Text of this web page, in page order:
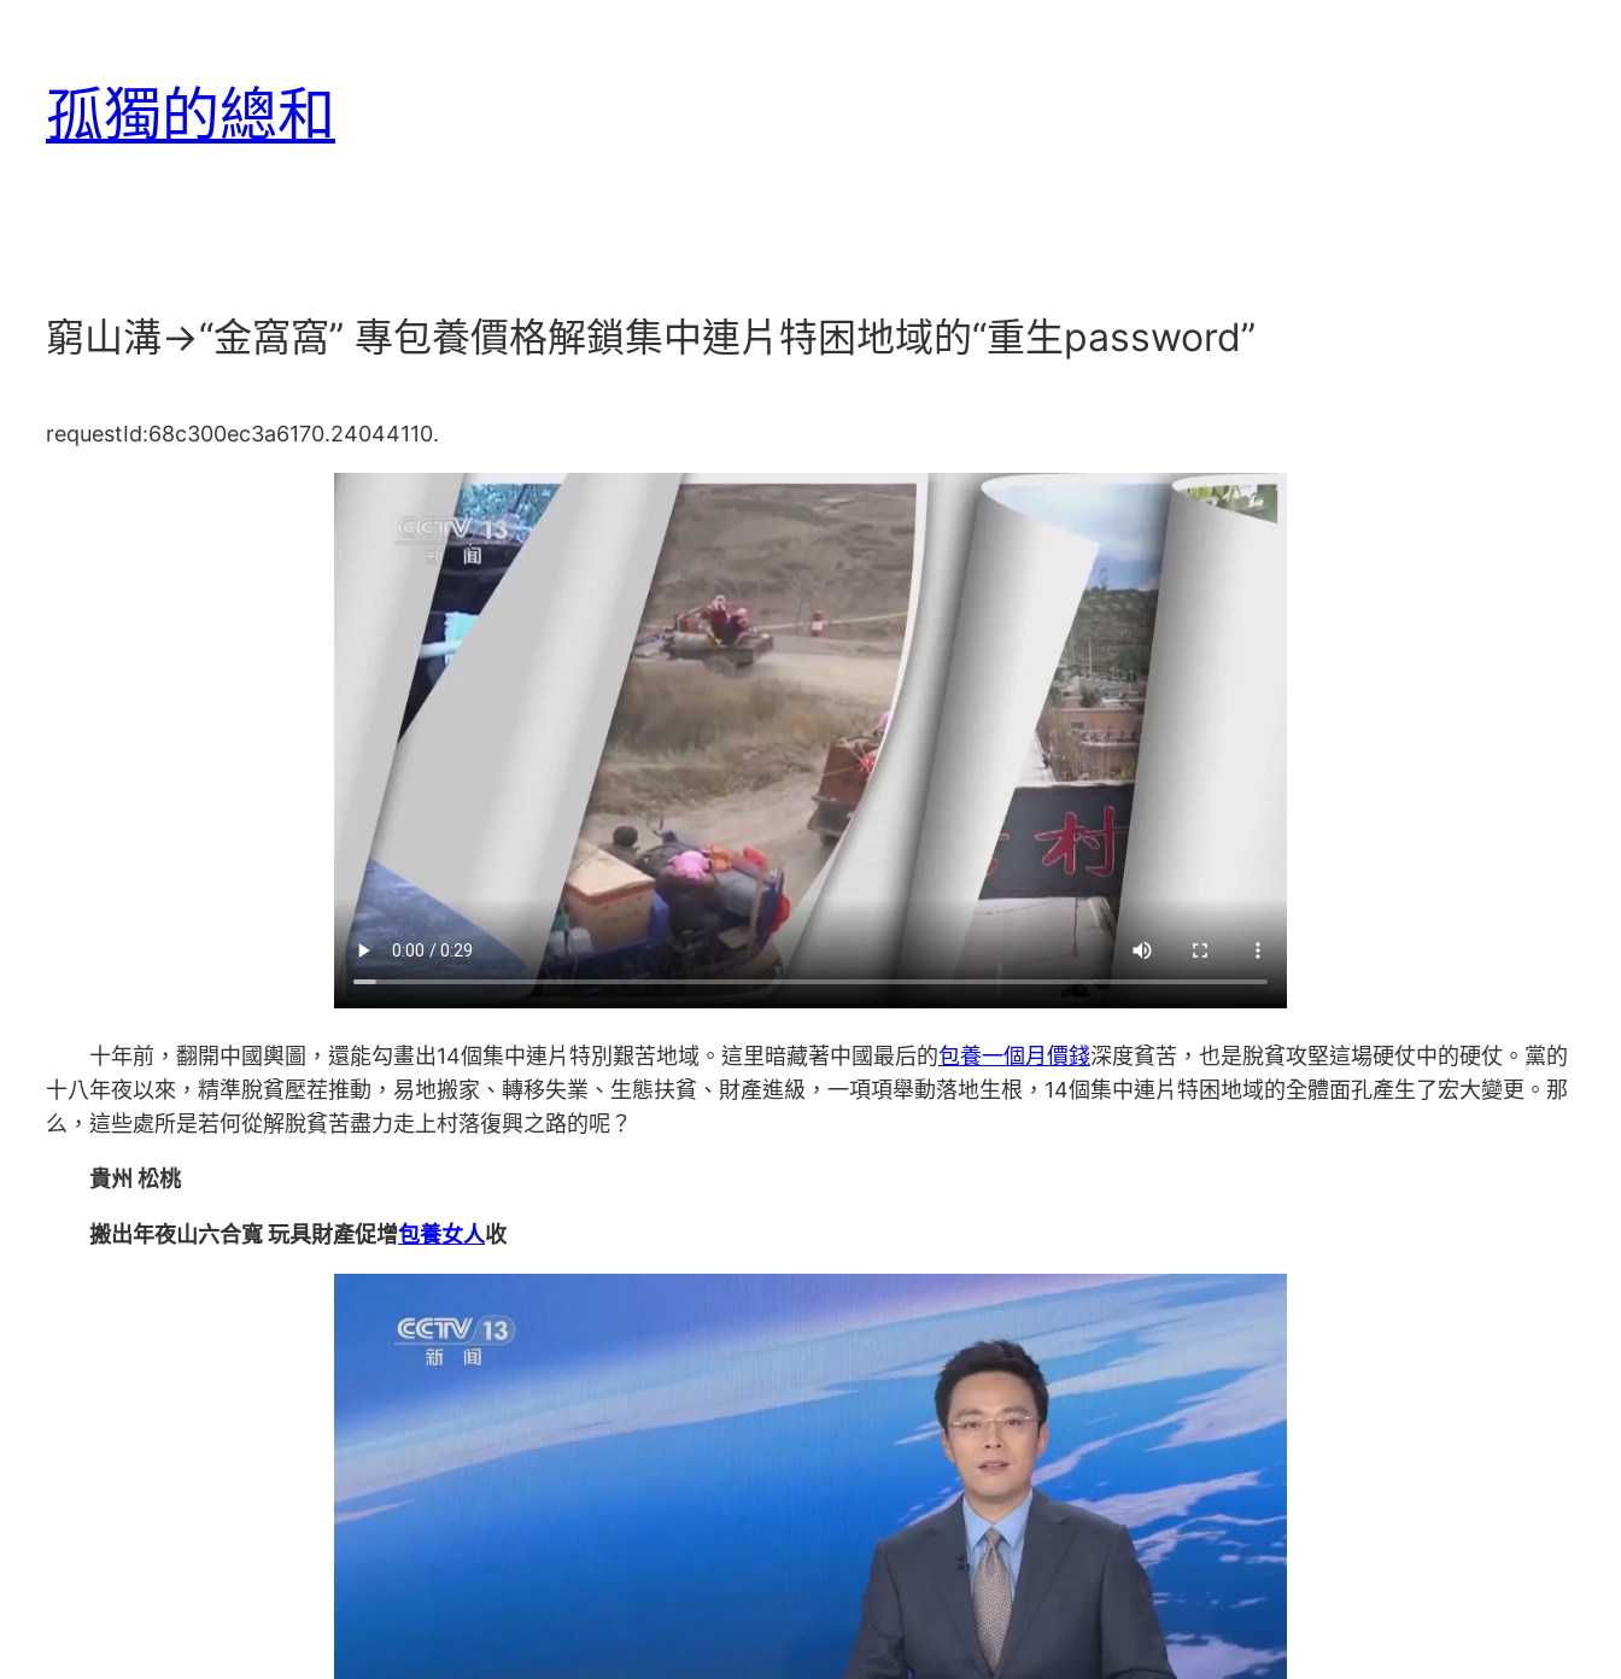
孤獨的總和
窮山溝→“金窩窩” 專包養價格解鎖集中連片特困地域的“重生password”
requestId:68c300ec3a6170.24044110.
十年前，翻開中國輿圖，還能勾畫出14個集中連片特別艱苦地域。這里暗藏著中國最后的包養一個月價錢深度貧苦，也是脫貧攻堅這場硬仗中的硬仗。黨的
十八年夜以來，精準脫貧壓茬推動，易地搬家、轉移失業、生態扶貧、財產進級，一項項舉動落地生根，14個集中連片特困地域的全體面孔產生了宏大變更。那
么，這些處所是若何從解脫貧苦盡力走上村落復興之路的呢？
貴州 松桃
搬出年夜山六合寬 玩具財產促增包養女人收